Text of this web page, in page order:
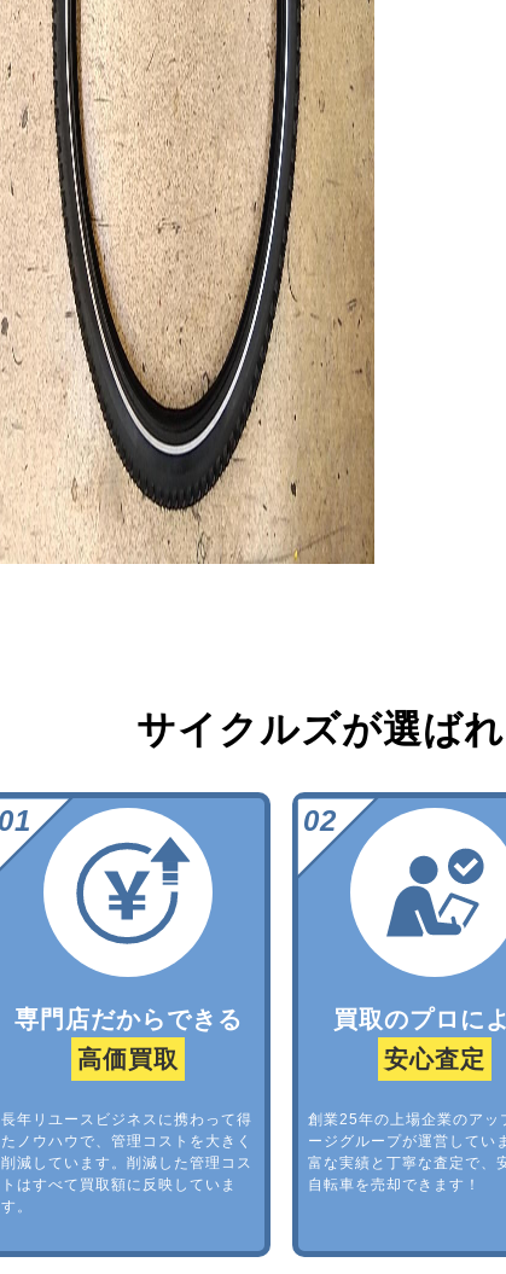
サイクルズが選ば
専門店だからできる
高価買取
長年リユースビジネスに携わって得
たノウハウで、管理コストを大きく
削減しています。削減した管理コス
トはすべて買取額に反映していま
す。
買取のプロに
安心査定
創業25年の上場企業のアッ
ージグループが運営してい
富な実績と丁寧な査定で、
自転車を売却できます！